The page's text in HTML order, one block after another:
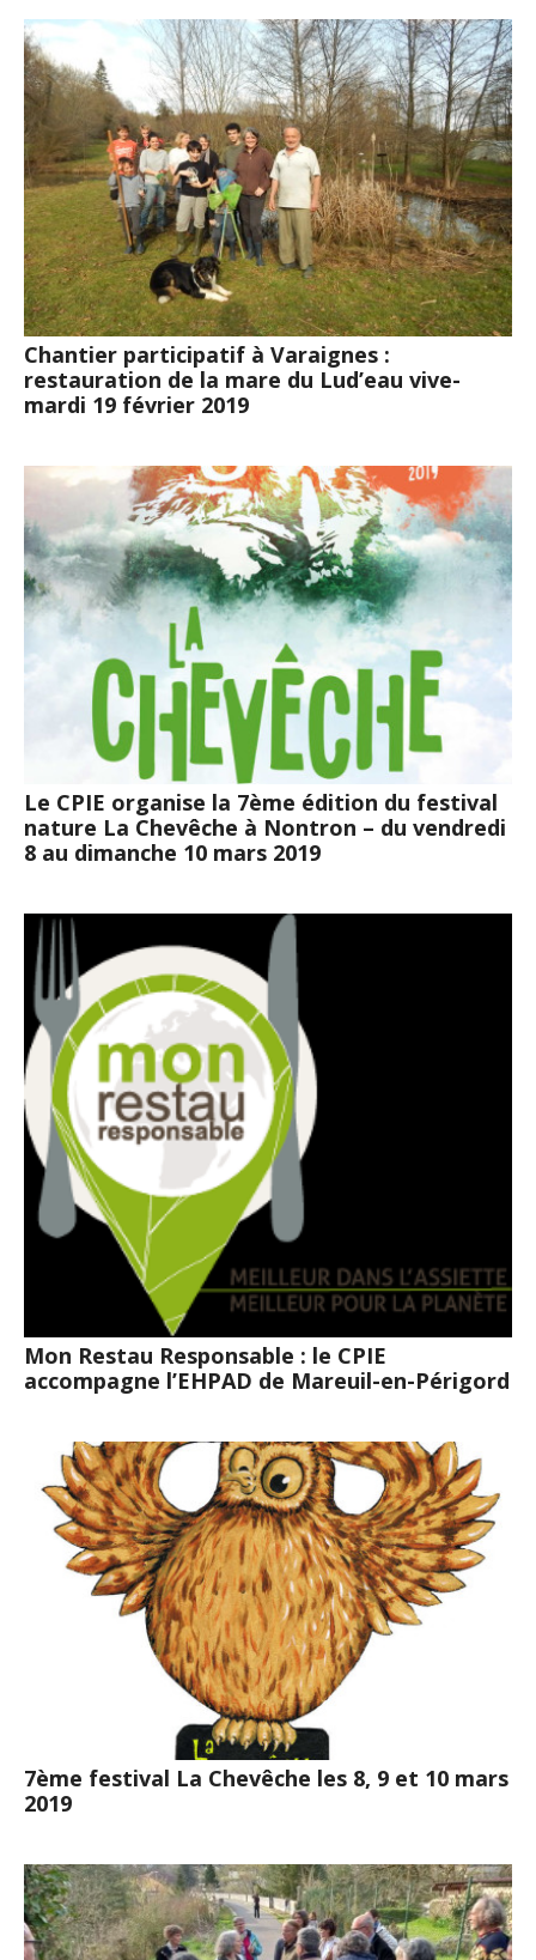
Chantier participatif à Varaignes :
restauration de la mare du Lud’eau vive-
mardi 19 février 2019
Le CPIE organise la 7ème édition du festival
nature La Chevêche à Nontron – du vendredi
8 au dimanche 10 mars 2019
Mon Restau Responsable : le CPIE
accompagne l’EHPAD de Mareuil-en-Périgord
7ème festival La Chevêche les 8, 9 et 10 mars
2019